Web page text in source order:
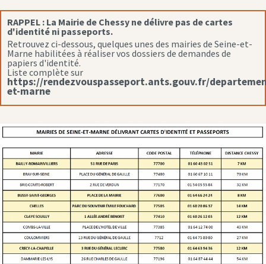
RAPPEL : La Mairie de Chessy ne délivre pas de cartes
d'identité ni passeports.
Retrouvez ci-dessous, quelques unes des mairies de Seine-et-
Marne habilitées à réaliser vos dossiers de demandes de
papiers d'identité.
Liste complète sur
https://rendezvouspasseport.ants.gouv.fr/
et-marne